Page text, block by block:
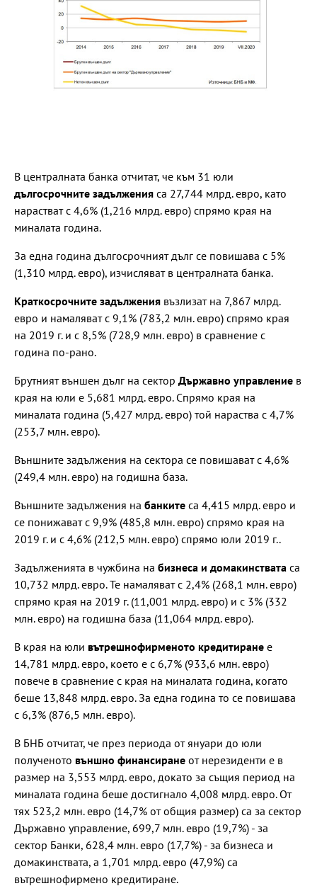
В централната банка отчитат, че към 31 юли
дългосрочните задължения са 27,744 млрд. евро, като
нарастват с 4,6% (1,216 млрд. евро) спрямо края на
миналата година.
За една година дългосрочният дълг се повишава с 5%
(1,310 млрд. евро), изчисляват в централната банка.
Краткосрочните задължения възлизат на 7,867 млрд.
евро и намаляват с 9,1% (783,2 млн. евро) спрямо края
на 2019 г. и с 8,5% (728,9 млн. евро) в сравнение с
година по-рано.
Брутният външен дълг на сектор Държавно управление в
края на юли е 5,681 млрд. евро. Спрямо края на
миналата година (5,427 млрд. евро) той нараства с 4,7%
(253,7 млн. евро).
Външните задължения на сектора се повишават с 4,6%
(249,4 млн. евро) на годишна база.
Външните задължения на банките са 4,415 млрд. евро и
се понижават с 9,9% (485,8 млн. евро) спрямо края на
2019 г. и с 4,6% (212,5 млн. евро) спрямо юли 2019 г..
Задълженията в чужбина на бизнеса и домакинствата са
10,732 млрд. евро. Те намаляват с 2,4% (268,1 млн. евро)
спрямо края на 2019 г. (11,001 млрд. евро) и с 3% (332
млн. евро) на годишна база (11,064 млрд. евро).
В края на юли вътрешнофирменото кредитиране е
14,781 млрд. евро, което е с 6,7% (933,6 млн. евро)
повече в сравнение с края на миналата година, когато
беше 13,848 млрд. евро. За една година то се повишава
с 6,3% (876,5 млн. евро).
В БНБ отчитат, че през периода от януари до юли
полученото външно финансиране от нерезиденти е в
размер на 3,553 млрд. евро, докато за същия период на
миналата година беше достигнало 4,008 млрд. евро. От
тях 523,2 млн. евро (14,7% от общия размер) са за сектор
Държавно управление, 699,7 млн. евро (19,7%) - за
сектор Банки, 628,4 млн. евро (17,7%) - за бизнеса и
домакинствата, а 1,701 млрд. евро (47,9%) са
вътрешнофирмено кредитиране.